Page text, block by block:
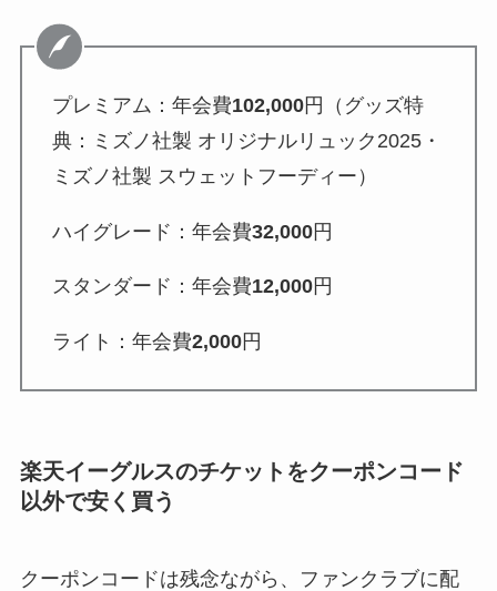
プレミアム：年会費102,000円（グッズ特
典：ミズノ社製 オリジナルリュック2025・
ミズノ社製 スウェットフーディー）
ハイグレード：年会費32,000円
スタンダード：年会費12,000円
ライト：年会費2,000円
楽天イーグルスのチケットをクーポンコード
以外で安く買う
クーポンコードは残念ながら、ファンクラブに配